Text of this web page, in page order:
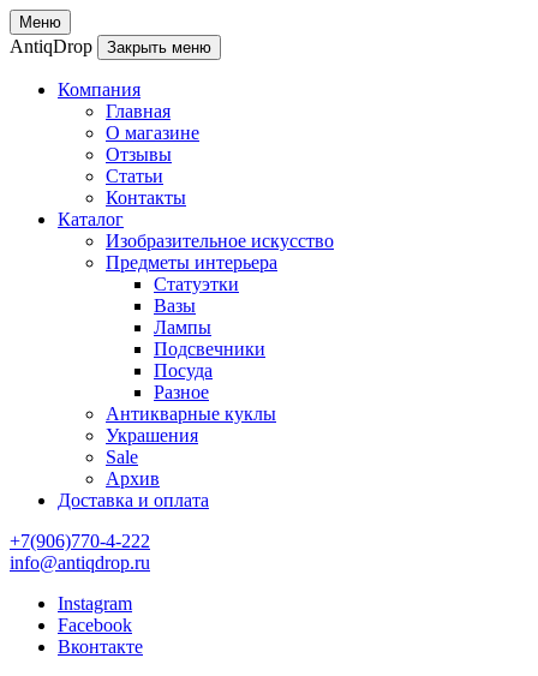
Меню
AntiqDrop Закрыть меню
Компания
Главная
О магазине
Отзывы
Статьи
Контакты
Каталог
Изобразительное искусство
Предметы интерьера
Статуэтки
Вазы
Лампы
Подсвечники
Посуда
Разное
Антикварные куклы
Украшения
Sale
Архив
Доставка и оплата
+7(906)770-4-222
info@antiqdrop.ru
Instagram
Facebook
Вконтакте